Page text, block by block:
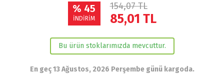
% 45
İNDİRİM
154,07 TL
85,01 TL
Bu ürün stoklarımızda mevcuttur.
En geç 13 Ağustos, 2026 Perşembe günü kargoda.